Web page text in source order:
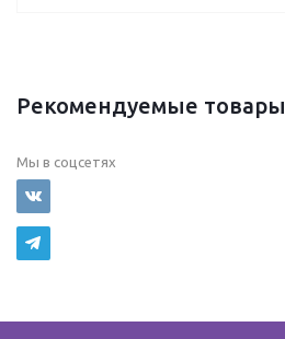
Рекомендуемые товары
Мы в соцсетях